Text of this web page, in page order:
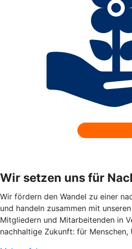
Wir setzen uns für
Wir fördern den Wandel zu einer
und handeln zusammen mit
Mitgliedern und Mitarbeitenden in
nachhaltige Zukunft: für Menschen,